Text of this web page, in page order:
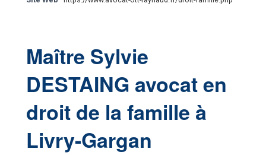
Maître Sylvie
DESTAING avocat en
droit de la famille à
Livry-Gargan